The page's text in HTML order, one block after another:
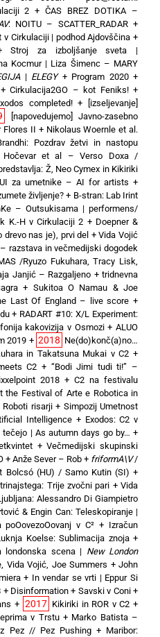
2 +ČAS BREZ DOTIKA –
: NOITU – SCATTER_RADAR+
Cirkulaciji | podhod Ajdovščina +
Stroj za izboljšanje sveta |
Kocmur | Liza Šimenc – MARY
| ELEGY+ Program 2020+
Cirkulacija2GO – kot Feniks!+
completed!+
[izseljevanje]
[napovedujemo] Javno-zasebno
Flores II + Nikolaus Woernle et al.
Pozdrav žetvi in nastopu
Hočevar et al – Verso Doxa /
Ž, Neo Cymex in Kikiriki
za umetnike – AI for artists +
življenje? + B-stran: Lab Irint
– Outsukisama | performens/
K.-H v Cirkulaciji 2 + Doepner &
nas je), prvi del +Vida Vojić
– razstava in večmedijski dogodek
/Ryuzo Fukuhara, Tracy Lisk,
Janjić – Razgaljeno +tridnevna
+ Sukitoa O Namau & Joe
Last Of England – live score +
+ RADART #10: X/L Experiment:
kakovizija v Osmozi+ALUO
2019 + 2018 Ne(do)konč(a)no…
in Takatsuna Mukai v C2 +
C2 + “Bodi Jimi tudi ti!” –
2018+ C2 na festivalu
the Festival of Arte e Robotica in
risarji+ Simpozij Umetnost
Intelligence + Exodos: C2 v
| As autumn days go by… +
+Večmedijski skupinski
+ Anže Sever – Rob + friformA\V/
Bolcsó (HU) / Samo Kutin (SI) +
Trije zvočni pari +Vida
Alessandro Di Giampietro
& Engin Can: Teleskopiranje |
v C² + Izračun
Koelse: Sublimacija znoja+
londonska scena | New London
Vida Vojić, Joe Summers +John
+ In vendar se vrti | Eppur Si
+ Disinformation + Savski v Coni+
+ 2017 Kikiriki in ROR v C2 +
v Trstu+ Marko Batista –
Pez // Pez Pushing+ Maribor: